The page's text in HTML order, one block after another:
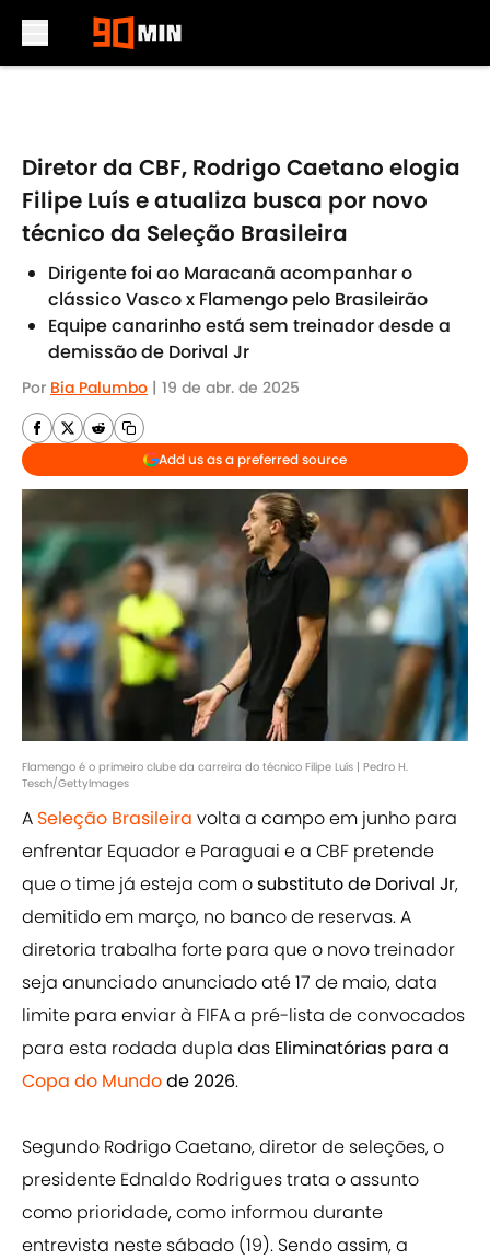
Diretor da CBF, Rodrigo Caetano elogia
Filipe Luís e atualiza busca por novo
técnico da Seleção Brasileira
Dirigente foi ao Maracanã acompanhar o
clássico Vasco x Flamengo pelo Brasileirão
Equipe canarinho está sem treinador desde a
demissão de Dorival Jr
Por Bia Palumbo | 19 de abr. de 2025
Add us as a preferred source
Flamengo é o primeiro clube da carreira do técnico Filipe Luís | Pedro H.
Tesch/GettyImages
A Seleção Brasileira volta a campo em junho para
enfrentar Equador e Paraguai e a CBF pretende
que o time já esteja com osubstituto de Dorival Jr,
demitido em março, no banco de reservas. A
diretoria trabalha forte para que o novo treinador
seja anunciado anunciado até 17 de maio, data
limite para enviar à FIFA a pré-lista de convocados
para esta rodada dupla das Eliminatórias para a
Copa do Mundode 2026.
Segundo Rodrigo Caetano, diretor de seleções, o
presidente Ednaldo Rodrigues trata o assunto
como prioridade, como informou durante
entrevista neste sábado (19). Sendo assim, a